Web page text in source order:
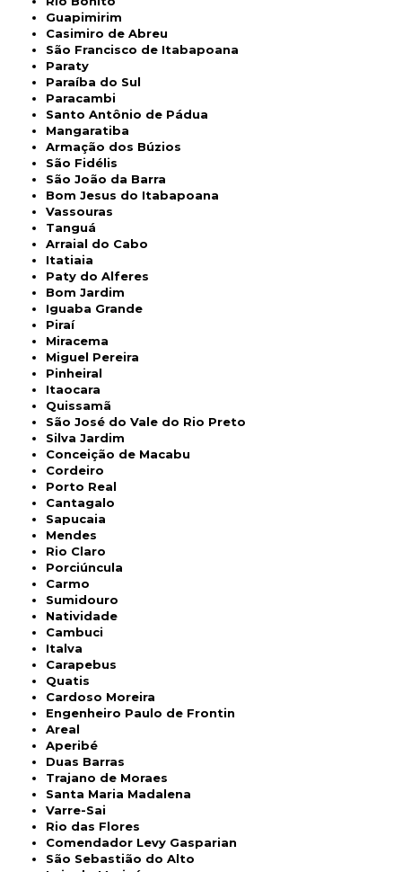
Guapimirim
Casimiro de Abreu
São Francisco de Itabapoana
Paraty
Paraíba do Sul
Paracambi
Santo Antônio de Pádua
Mangaratiba
Armação dos Búzios
São Fidélis
São João da Barra
Bom Jesus do Itabapoana
Vassouras
Tanguá
Arraial do Cabo
Itatiaia
Paty do Alferes
Bom Jardim
Iguaba Grande
Piraí
Miracema
Miguel Pereira
Pinheiral
Itaocara
Quissamã
São José do Vale do Rio Preto
Silva Jardim
Conceição de Macabu
Cordeiro
Porto Real
Cantagalo
Sapucaia
Mendes
Rio Claro
Porciúncula
Carmo
Sumidouro
Natividade
Cambuci
Italva
Carapebus
Quatis
Cardoso Moreira
Engenheiro Paulo de Frontin
Areal
Aperibé
Duas Barras
Trajano de Moraes
Santa Maria Madalena
Varre-Sai
Rio das Flores
Comendador Levy Gasparian
São Sebastião do Alto